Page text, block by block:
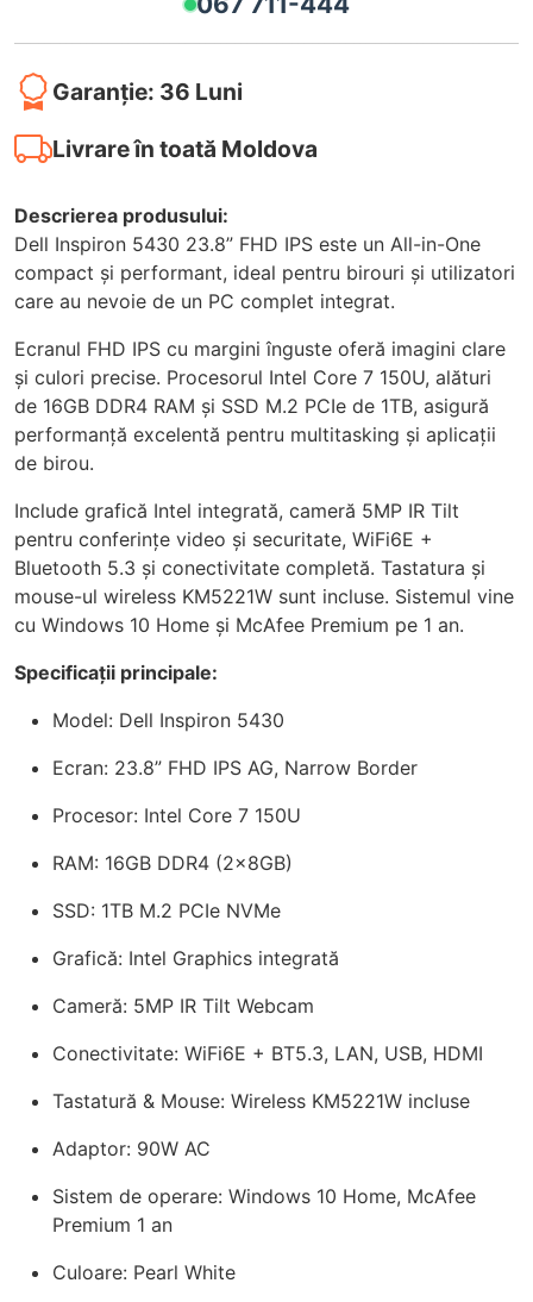
Garanție: 36 Luni
Livrare în toată Moldova
Descrierea produsului:
Dell Inspiron 5430 23.8” FHD IPS este un All-in-One
compact și performant, ideal pentru birouri și utilizatori
care au nevoie de un PC complet integrat.
Ecranul FHD IPS cu margini înguste oferă imagini clare
și culori precise. Procesorul Intel Core 7 150U, alături
de 16GB DDR4 RAM și SSD M.2 PCIe de 1TB, asigură
performanță excelentă pentru multitasking și aplicații
de birou.
Include grafică Intel integrată, cameră 5MP IR Tilt
pentru conferințe video și securitate, WiFi6E +
Bluetooth 5.3 și conectivitate completă. Tastatura și
mouse-ul wireless KM5221W sunt incluse. Sistemul vine
cu Windows 10 Home și McAfee Premium pe 1 an.
Specificații principale:
Model: Dell Inspiron 5430
Ecran: 23.8” FHD IPS AG, Narrow Border
Procesor: Intel Core 7 150U
RAM: 16GB DDR4 (2x8GB)
SSD: 1TB M.2 PCIe NVMe
Grafică: Intel Graphics integrată
Cameră: 5MP IR Tilt Webcam
Conectivitate: WiFi6E + BT5.3, LAN, USB, HDMI
Tastatură & Mouse: Wireless KM5221W incluse
Adaptor: 90W AC
Sistem de operare: Windows 10 Home, McAfee
Premium 1 an
Culoare: Pearl White